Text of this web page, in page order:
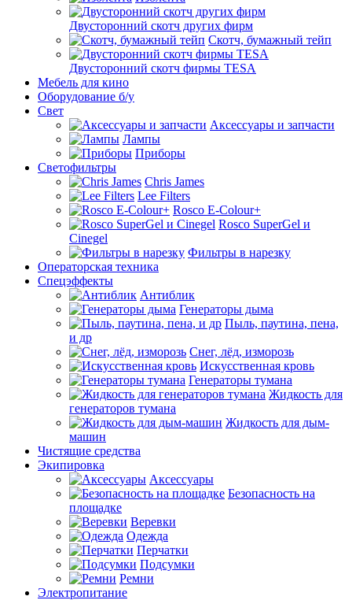
Двусторонний скотч других фирм
Скотч, бумажный тейп
Двусторонний скотч фирмы TESA
Мебель для кино
Оборудование б/у
Свет
Аксессуары и запчасти
Лампы
Приборы
Светофильтры
Chris James
Lee Filters
Rosco E-Colour+
Rosco SuperGel и
Cinegel
Фильтры в нарезку
Операторская техника
Спецэффекты
Антиблик
Генераторы дыма
Пыль, паутина, пена,
и др
Снег, лёд, изморозь
Искусственная кровь
Генераторы тумана
Жидкость для
генераторов тумана
Жидкость для дым-
машин
Чистящие средства
Экипировка
Аксессуары
Безопасность на
площадке
Веревки
Одежда
Перчатки
Подсумки
Ремни
Электропитание